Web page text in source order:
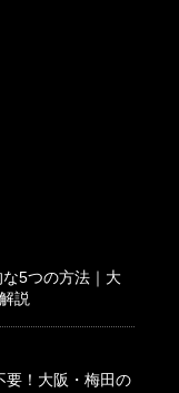
な5つの方法｜大
説
要！大阪・梅田の